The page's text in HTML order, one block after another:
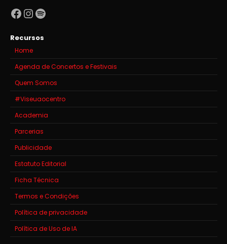
Facebook
Instagram
Spotify
Recursos
Home
Agenda de Concertos e Festivais
Quem Somos
#Viseuaocentro
Academia
Parcerias
Publicidade
Estatuto Editorial
Ficha Técnica
Termos e Condições
Política de privacidade
Política de Uso de IA